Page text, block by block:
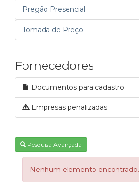
Pregão Presencial
Tomada de Preço
Fornecedores
Documentos para cadastro
Empresas penalizadas
Pesquisa Avançada
Nenhum elemento encontrado.